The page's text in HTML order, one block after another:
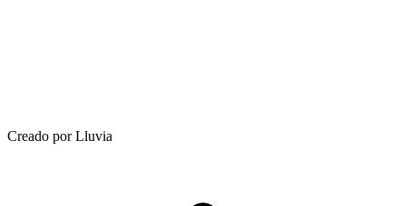
Creado por Lluvia